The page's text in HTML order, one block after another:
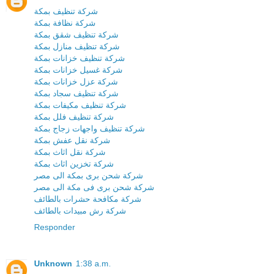
شركة تنظيف بمكة
شركة نظافة بمكة
شركة تنظيف شقق بمكة
شركة تنظيف منازل بمكة
شركة تنظيف خزانات بمكة
شركة غسيل خزانات بمكة
شركة عزل خزانات بمكة
شركة تنظيف سجاد بمكة
شركة تنظيف مكيفات بمكة
شركة تنظيف فلل بمكة
شركة تنظيف واجهات زجاج بمكة
شركة نقل عفش بمكة
شركة نقل اثاث بمكة
شركة تخزين اثاث بمكة
شركة شحن برى بمكة الى مصر
شركة شحن برى فى مكة الى مصر
شركة مكافحة حشرات بالطائف
شركة رش مبيدات بالطائف
Responder
Unknown 1:38 a.m.